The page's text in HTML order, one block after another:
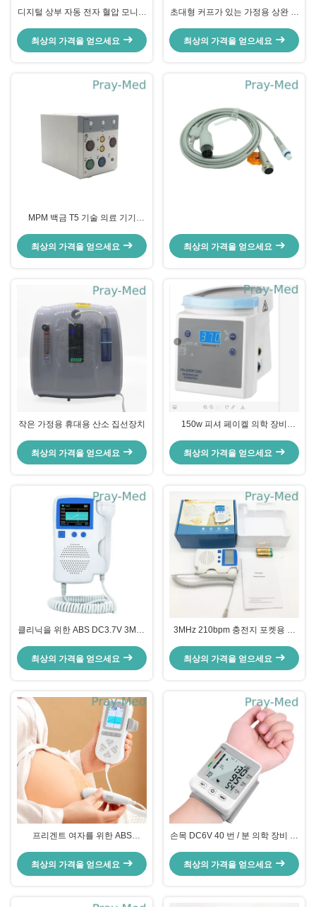
디지털 상부 자동 전자 혈압 모니터
최상의 가격을 얻으세요
초대형 커프가 있는 가정용 상완 혈
최상의 가격을 얻으세요
MPM 백금 T5 기술 의료 기기
최상의 가격을 얻으세요
최상의 가격을 얻으세요
작은 가정용 휴대용 산소 집선장치
최상의 가격을 얻으세요
150w 피셔 페이켈 의학 장비
최상의 가격을 얻으세요
클리닉을 위한 ABS DC3.7V 3MHz
최상의 가격을 얻으세요
3MHz 210bpm 충전지 포켓용 태
최상의 가격을 얻으세요
프리겐트 여자를 위한 ABS
최상의 가격을 얻으세요
손목 DC6V 40 번 / 분 의학 장비 전
최상의 가격을 얻으세요